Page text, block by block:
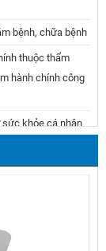
bệnh, chữa bệnh
thuộc thẩm
hành chính công
sức khỏe cá nhân
đạt tiêu
vực y tế